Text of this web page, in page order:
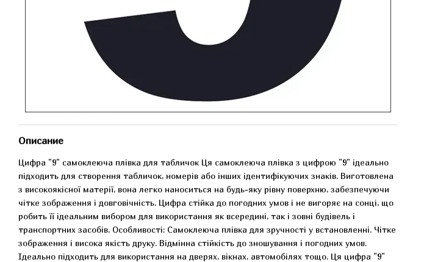
Описание
Цифра "9" самоклеюча плівка для табличок Ця самоклеюча плівка з цифрою "9" ідеально
підходить для створення табличок, номерів або інших ідентифікуючих знаків. Виготовлена
з високоякісної матерії, вона легко наноситься на будь-яку рівну поверхню, забезпечуючи
чітке зображення і довговічність. Цифра стійка до погодних умов і не вигоряє на сонці, що
робить її ідеальним вибором для використання як всередині, так і зовні будівель і
транспортних засобів. Особливості: Самоклеюча плівка для зручності у встановленні. Чітке
зображення і висока якість друку. Відмінна стійкість до зношування і погодних умов.
Ідеально підходить для використання на дверях, вікнах, автомобілях тощо. Ця цифра "9"